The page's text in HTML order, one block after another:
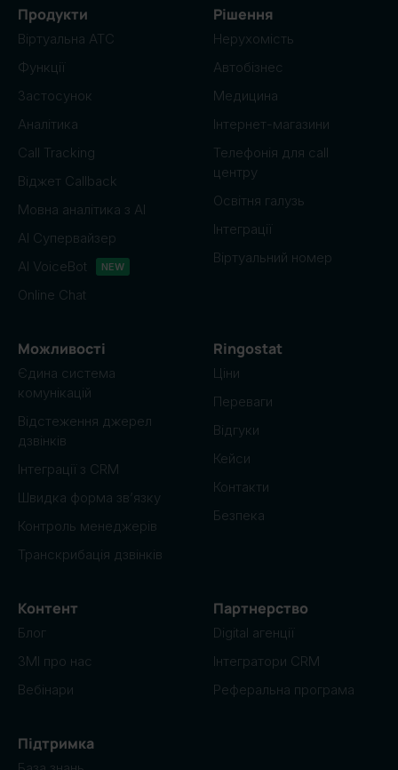
Продукти
Віртуальна АТС
Функції
Застосунок
Аналітика
Call Tracking
Віджет Callback
Мовна аналітика з AI
AI Супервайзер
AI VoiceBot
NEW
Online Chat
Рішення
Нерухомість
Автобізнес
Медицина
Інтернет-магазини
Телефонія для call
центру
Освітня галузь
Інтеграції
Віртуальний номер
Можливості
Єдина система
комунікацій
Відстеження джерел
дзвінків
Інтеграції з CRM
Швидка форма зв’язку
Контроль менеджерів
Транскрибація дзвінків
Ringostat
Ціни
Переваги
Відгуки
Кейси
Контакти
Безпека
Контент
Блог
ЗМІ про нас
Вебінари
Партнерство
Digital агенції
Інтегратори CRM
Реферальна програма
Підтримка